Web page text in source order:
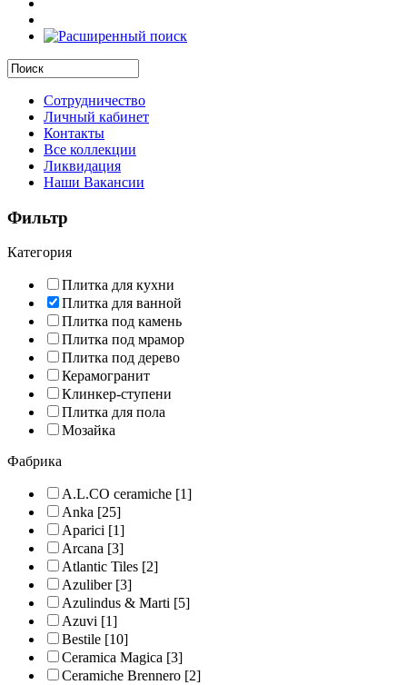
Сотрудничество
Личный кабинет
Контакты
Все коллекции
Ликвидация
Наши Вакансии
Фильтр
Категория
Плитка для кухни
Плитка для ванной
Плитка под камень
Плитка под мрамор
Плитка под дерево
Керамогранит
Клинкер-ступени
Плитка для пола
Мозайка
Фабрика
A.L.CO ceramiche [1]
Anka [25]
Aparici [1]
Arcana [3]
Atlantic Tiles [2]
Azuliber[3]
Azulindus & Marti [5]
Azuvi [1]
Bestile [10]
Ceramica Magica [3]
Ceramiche Brennero [2]